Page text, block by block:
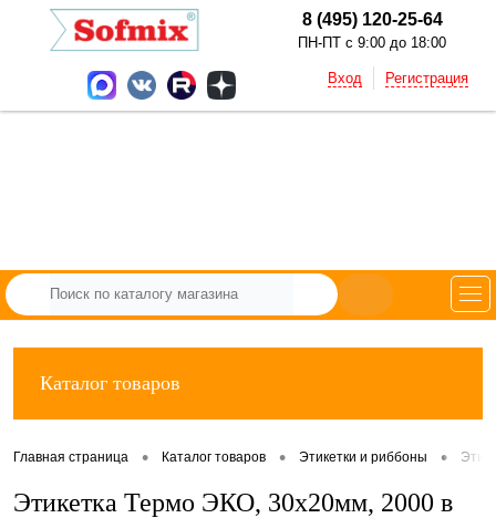
8 (495) 120-25-64
ПН-ПТ с 9:00 до 18:00
Вход Регистрация
Каталог товаров
Главная страница • Каталог товаров • Этикетки и риббоны •
Этикетка Термо ЭКО, 30х20мм, 2000 в